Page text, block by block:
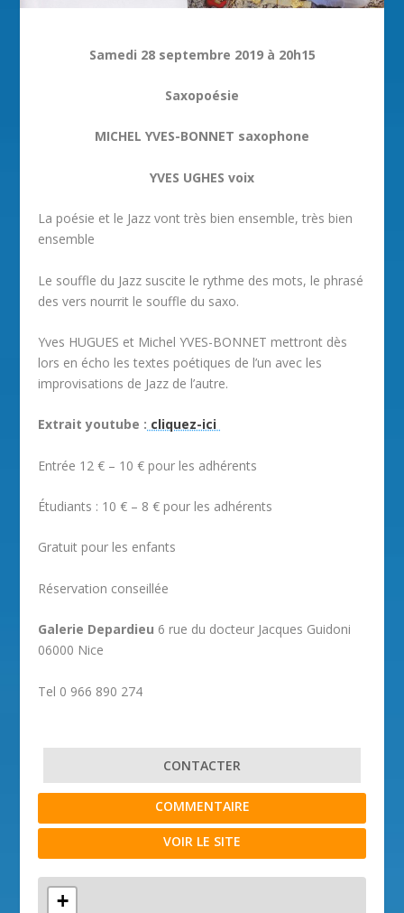
Samedi 28 septembre 2019 à 20h15
Saxopoésie
MICHEL YVES-BONNET saxophone
YVES UGHES voix
La poésie et le Jazz vont très bien ensemble, très bien
ensemble
Le souffle du Jazz suscite le rythme des mots, le phrasé
des vers nourrit le souffle du saxo.
Yves HUGUES et Michel YVES-BONNET mettront dès
lors en écho les textes poétiques de l’un avec les
improvisations de Jazz de l’autre.
Extrait youtube : cliquez-ici
Entrée 12 € – 10 € pour les adhérents
Étudiants : 10 € – 8 € pour les adhérents
Gratuit pour les enfants
Réservation conseillée
Galerie Depardieu 6 rue du docteur Jacques Guidoni
06000 Nice
Tel 0 966 890 274
CONTACTER
COMMENTAIRE
VOIR LE SITE
+